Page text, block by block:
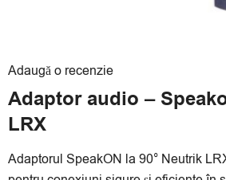
Adaugă o recenzie
Adaptor audio –
LRX
Adaptorul SpeakON la 90° Neutrik